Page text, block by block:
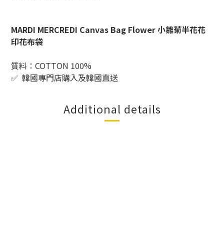
MARDI MERCREDI Canvas Bag Flower 小雛菊半花花
印花布袋
質料：COTTON 100%
✅ 韓國專門店購入及韓國直送
Additional details